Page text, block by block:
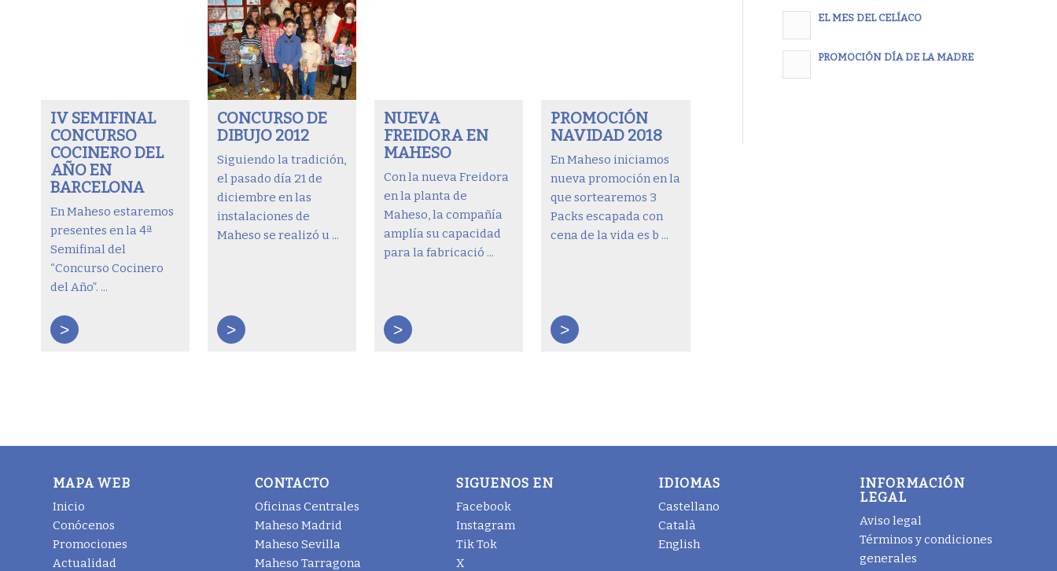
IV SEMIFINAL
CONCURSO
COCINERO DEL
AÑO EN
BARCELONA
En Maheso estaremos
presentes en la 4ª
Semifinal del
“Concurso Cocinero
del Año”. ...
>
CONCURSO DE
DIBUJO 2012
Siguiendo la tradición,
el pasado día 21 de
diciembre en las
instalaciones de
Maheso se realizó u ...
>
NUEVA
FREIDORA EN
MAHESO
Con la nueva Freidora
en la planta de
Maheso, la compañía
amplía su capacidad
para la fabricació ...
>
PROMOCIÓN
NAVIDAD 2018
En Maheso iniciamos
nueva promoción en la
que sortearemos 3
Packs escapada con
cena de la vida es b ...
>
EL MES DEL CELÍACO
PROMOCIÓN DÍA DE LA MADRE
MAPA WEB
Inicio
Conócenos
Promociones
Actualidad
CONTACTO
Oficinas Centrales
Maheso Madrid
Maheso Sevilla
Maheso Tarragona
SIGUENOS EN
Facebook
Instagram
Tik Tok
X
IDIOMAS
Castellano
Català
English
INFORMACIÓN
LEGAL
Aviso legal
Términos y condiciones
generales